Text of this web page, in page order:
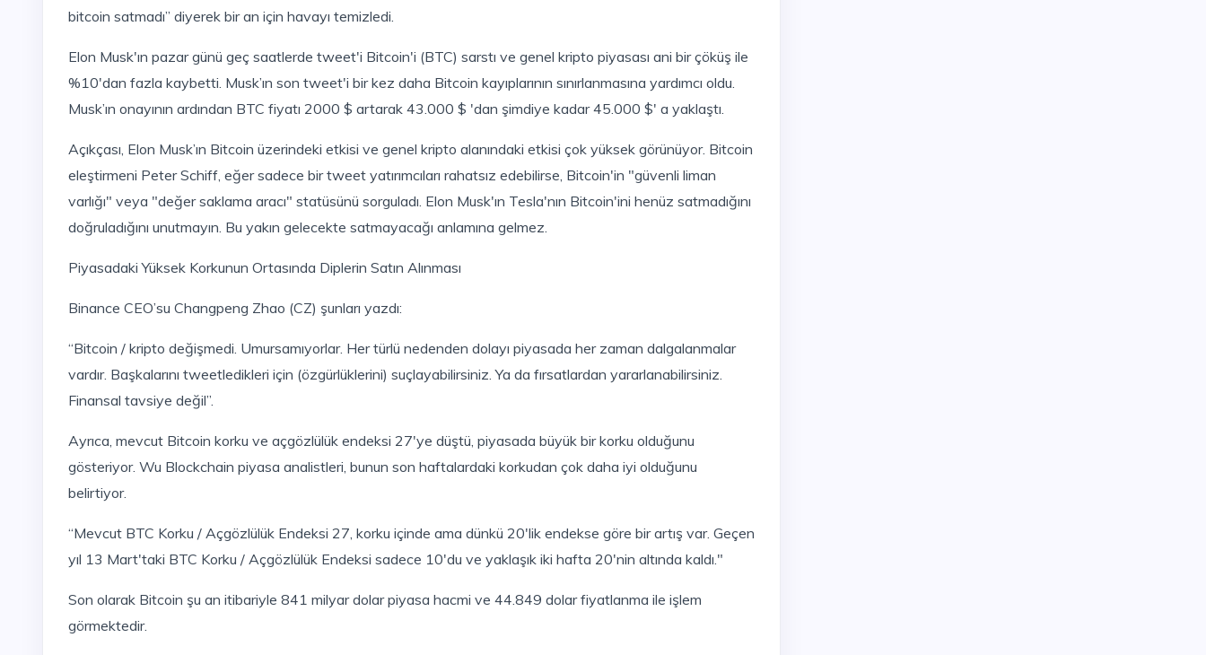
bitcoin satmadı” diyerek bir an için havayı temizledi.
Elon Musk'ın pazar günü geç saatlerde tweet'i Bitcoin'i (BTC) sarstı ve genel kripto piyasası ani bir çöküş ile
%10'dan fazla kaybetti. Musk’ın son tweet'i bir kez daha Bitcoin kayıplarının sınırlanmasına yardımcı oldu.
Musk’ın onayının ardından BTC fiyatı 2000 $ artarak 43.000 $ 'dan şimdiye kadar 45.000 $' a yaklaştı.
Açıkçası, Elon Musk’ın Bitcoin üzerindeki etkisi ve genel kripto alanındaki etkisi çok yüksek görünüyor. Bitcoin
eleştirmeni Peter Schiff, eğer sadece bir tweet yatırımcıları rahatsız edebilirse, Bitcoin'in "güvenli liman
varlığı" veya "değer saklama aracı" statüsünü sorguladı. Elon Musk'ın Tesla'nın Bitcoin'ini henüz satmadığını
doğruladığını unutmayın. Bu yakın gelecekte satmayacağı anlamına gelmez.
Piyasadaki Yüksek Korkunun Ortasında Diplerin Satın Alınması
Binance CEO’su Changpeng Zhao (CZ) şunları yazdı:
“Bitcoin / kripto değişmedi. Umursamıyorlar. Her türlü nedenden dolayı piyasada her zaman dalgalanmalar
vardır. Başkalarını tweetledikleri için (özgürlüklerini) suçlayabilirsiniz. Ya da fırsatlardan yararlanabilirsiniz.
Finansal tavsiye değil”.
Ayrıca, mevcut Bitcoin korku ve açgözlülük endeksi 27'ye düştü, piyasada büyük bir korku olduğunu
gösteriyor. Wu Blockchain piyasa analistleri, bunun son haftalardaki korkudan çok daha iyi olduğunu
belirtiyor.
“Mevcut BTC Korku / Açgözlülük Endeksi 27, korku içinde ama dünkü 20'lik endekse göre bir artış var. Geçen
yıl 13 Mart'taki BTC Korku / Açgözlülük Endeksi sadece 10'du ve yaklaşık iki hafta 20'nin altında kaldı."
Son olarak Bitcoin şu an itibariyle 841 milyar dolar piyasa hacmi ve 44.849 dolar fiyatlanma ile işlem
görmektedir.